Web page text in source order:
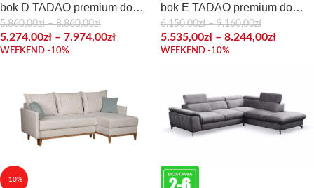
bok D TADAO premium do
konfiguracji mebla
5.860,00zł – 8.860,00zł
5.274,00zł – 7.974,00zł
WEEKEND -10%
bok E TADAO premium do
konfiguracji mebla
6.150,00zł – 9.160,00zł
5.535,00zł – 8.244,00zł
WEEKEND -10%
-10%